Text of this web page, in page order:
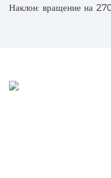
Наклон: вращение на